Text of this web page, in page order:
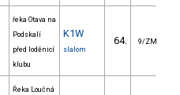
řeka Otava na
Podskalí
před loděnicí
klubu
K1W
slalom
64. 9/ZM
Řeka Loučná